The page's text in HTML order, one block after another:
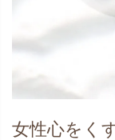
女性心をく